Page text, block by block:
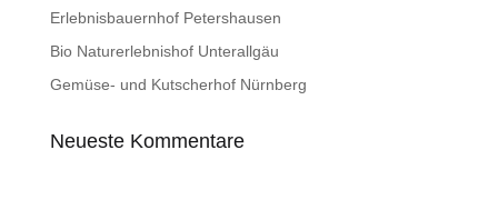
Erlebnisbauernhof Petershausen
Bio Naturerlebnishof Unterallgäu
Gemüse- und Kutscherhof Nürnberg
Neueste Kommentare